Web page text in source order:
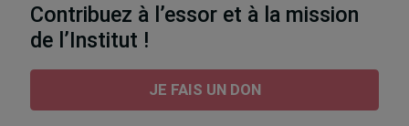
Contribuez à l’essor et à la mission
de l’Institut !
JE FAIS UN DON